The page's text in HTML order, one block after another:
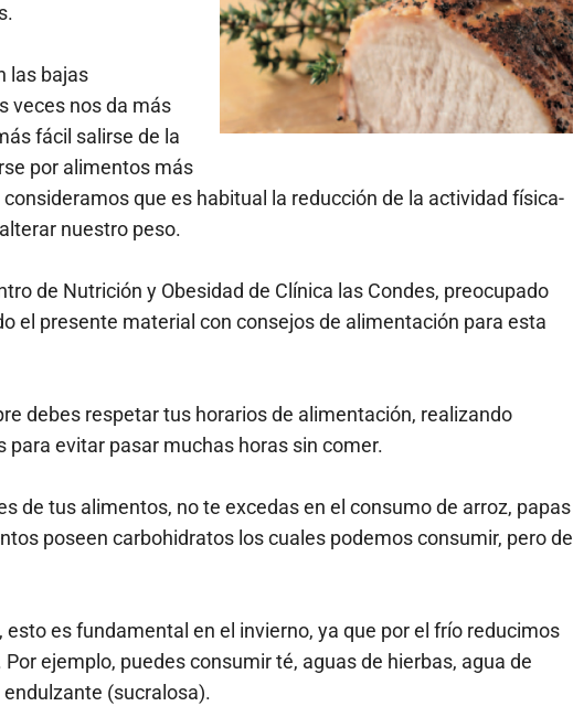
las bajas
veces nos da más
fácil salirse de la
por alimentos más
que es habitual la reducción de la actividad física-
nuestro peso.
de Nutrición y Obesidad de Clínica las Condes, preocupado
el presente material con consejos de alimentación para esta
debes respetar tus horarios de alimentación, realizando
para evitar pasar muchas horas sin comer.
de tus alimentos, no te excedas en el consumo de arroz, papas
poseen carbohidratos los cuales podemos consumir, pero de
esto es fundamental en el invierno, ya que por el frío reducimos
Por ejemplo, puedes consumir té, aguas de hierbas, agua de
(sucralosa).